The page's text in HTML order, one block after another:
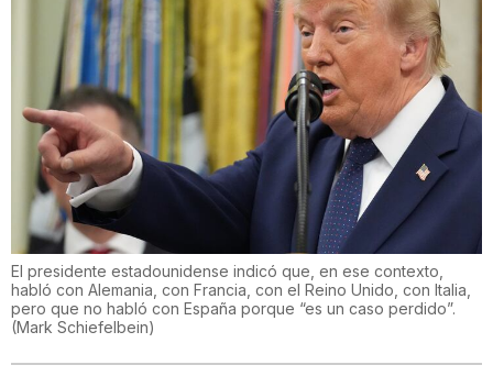
El presidente estadounidense indicó que, en ese contexto,
habló con Alemania, con Francia, con el Reino Unido, con Italia,
pero que no habló con España porque “es un caso perdido”.
(Mark Schiefelbein)